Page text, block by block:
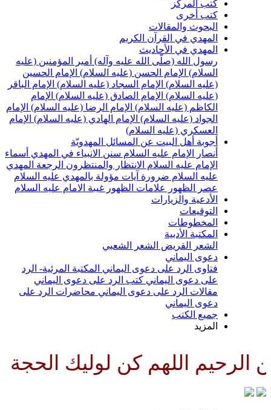
والمقالات
في القرآن الكريم
في الأحاديث
الله (صلّى الله عليه وآله) أمير المؤمنين (عليه
الإمام الحسن (عليه السلام) الإمام الحسين
الإمام السجاد (عليه السلام) الإمام الباقر
الإمام الصادق (عليه السلام) الإمام
(عليه السلام) الإمام الرضا (عليه السلام) الإمام
(عليه السلام) الإمام الهادي (عليه السلام) الإمام
(عليه السلام)
أهل البيت عن المسائل المهدويّة
الإمام عليه السلامسنن الانبياء في المهديأسماء
عليه السلامالانتظار والمنتظرونالرجعةالمهدي
السلام ضرورة آيات مؤولة بالمهدي عليه السلام
علامات الظهورغيبة الامام عليه السلام
والزيارات
الأدبية
الشعر الشعبي
اليماني
الرد على دعوى اليماني المكتبة المرئية- الرد
دعوى اليماني كتب الرد على دعوى اليماني
الرد على دعوى اليماني محاضرات الرد على
كن لوليك الحجة بن الحسن